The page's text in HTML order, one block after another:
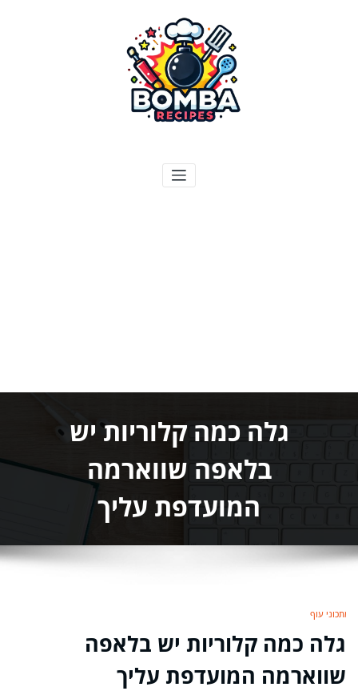
גלה כמה קלוריות יש
בלאפה שווארמה
המועדפת עליך
מתכוני עוף
גלה כמה קלוריות יש בלאפה
שווארמה המועדפת עליך